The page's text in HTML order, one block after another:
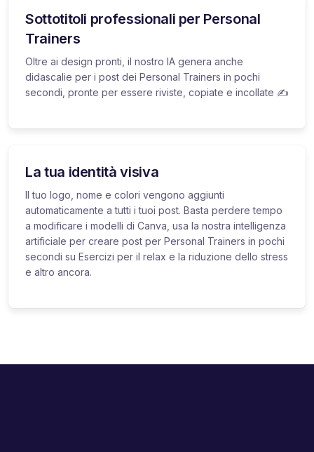
Sottotitoli professionali per Personal
Trainers
Oltre ai design pronti, il nostro IA genera anche
didascalie per i post dei Personal Trainers in pochi
secondi, pronte per essere riviste, copiate e incollate ✍️
La tua identità visiva
Il tuo logo, nome e colori vengono aggiunti
automaticamente a tutti i tuoi post. Basta perdere tempo
a modificare i modelli di Canva, usa la nostra intelligenza
artificiale per creare post per Personal Trainers in pochi
secondi su Esercizi per il relax e la riduzione dello stress
e altro ancora.